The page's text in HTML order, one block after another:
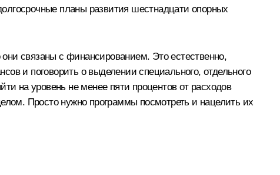
планы развития шестнадцати опорных
связаны с финансированием. Это естественно,
и поговорить о выделении специального, отдельного
на уровень не менее пяти процентов от расходов
Просто нужно программы посмотреть и нацелить их